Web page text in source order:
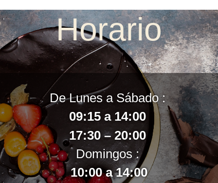
Horario
De Lunes a Sábado :
09:15 a 14:00
17:30 – 20:00
Domingos :
10:00 a 14:00